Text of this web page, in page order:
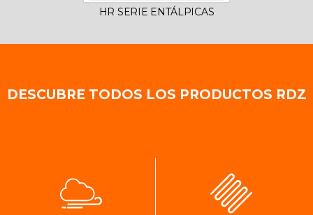
HR SERIE ENTÁLPICAS
DESCUBRE TODOS LOS PRODUCTOS RDZ